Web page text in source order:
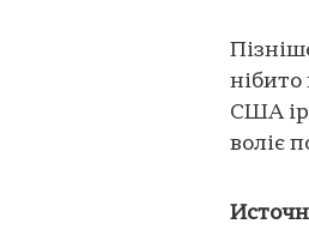
США
воліє